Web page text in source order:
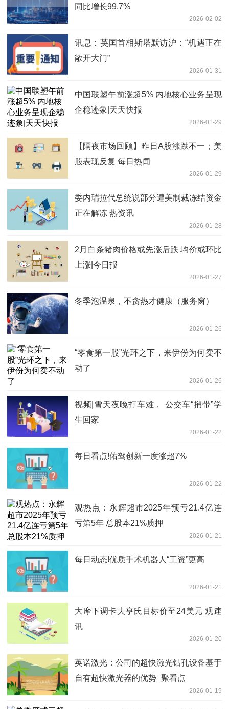
同比增长99.7%
2026-02-02
讯息：英国首相斯塔默访沪：“机遇正在
敞开大门”
2026-01-31
中国联塑午前涨超5% 内地核心业务呈现
企稳迹象|天天快报
2026-01-29
【隔夜市场回顾】昨日A股涨跌不一；美
股表现反复 每日热闻
2026-01-29
委内瑞拉代总统说部分遭美制裁冻结资金
正在解冻 热资讯
2026-01-28
2月白条猪肉价格或先涨后跌 均价或环比
上涨|今日报
2026-01-27
冬季泡温泉，不贪热才健康（服务窗）
2026-01-26
“零食第一股”光环之下，来伊份为何卖不
动了
2026-01-26
视频|雪天夜晚打车难， 公交车“捎带”学
生回家
2026-01-22
每日看点!佑驾创新一度涨超7%
2026-01-22
观热点：永辉超市2025年预亏21.4亿连
亏第5年 总股本21%质押
2026-01-21
每日动态!优质手术机器人“工资”更高
2026-01-21
大摩下调卡夫亨氏目标价至24美元 观速
讯
2026-01-20
英诺激光：公司的超快激光钻孔设备基于
自有超快激光器的优势_聚看点
2026-01-19